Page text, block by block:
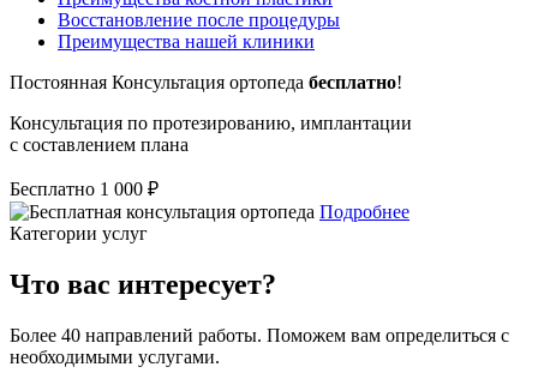
Восстановление после процедуры
Преимущества нашей клиники
Постоянная Консультация ортопеда бесплатно!
Консультация по протезированию, имплантации
с составлением плана
Бесплатно 1 000 ₽
Подробнее
Категории услуг
Что вас интересует?
Более 40 направлений работы. Поможем вам определиться с
необходимыми услугами.